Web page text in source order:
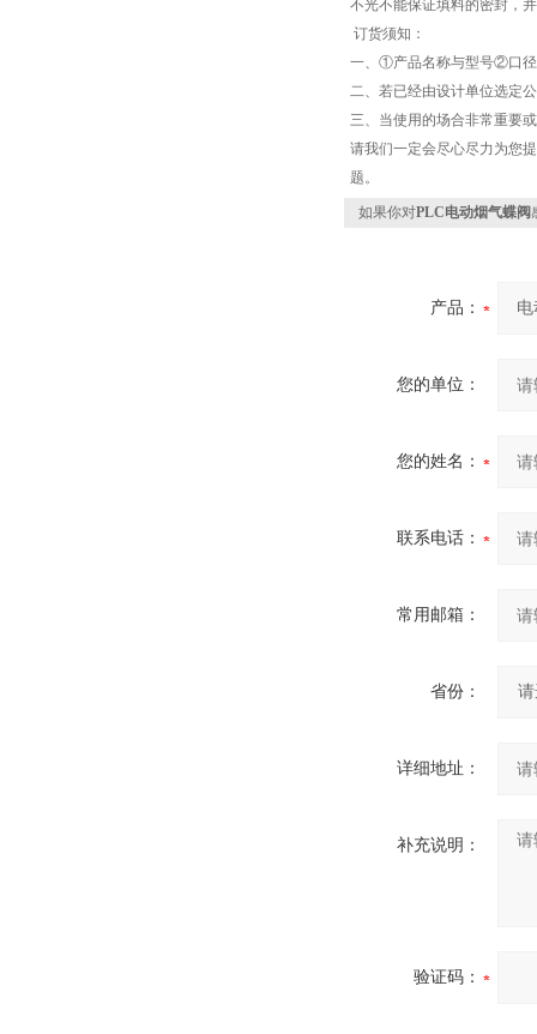
不光不能保证填料的密封，
订货须知：
一、①产品名称与型号②口
二、若已经由设计单位选定
三、当使用的场合非常重要
请我们一定会尽心尽力为您
题。
如果你对PLC电动烟气蝶阀
产品：
您的单位：
您的姓名：
联系电话：
常用邮箱：
省份：
详细地址：
补充说明：
验证码：